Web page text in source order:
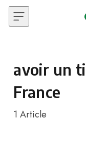
Skip to content
avoir un
France
1 Article